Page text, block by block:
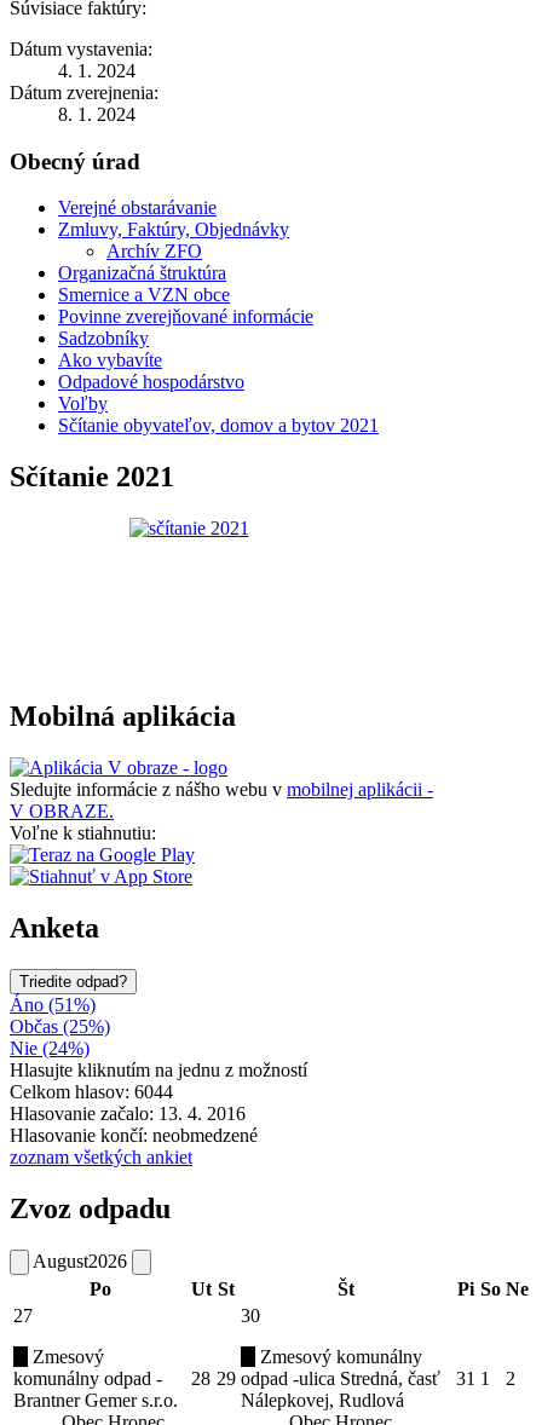
Súvisiace faktúry:
Dátum vystavenia:
4. 1. 2024
Dátum zverejnenia:
8. 1. 2024
Obecný úrad
Verejné obstarávanie
Zmluvy, Faktúry, Objednávky
Archív ZFO
Organizačná štruktúra
Smernice a VZN obce
Povinne zverejňované informácie
Sadzobníky
Ako vybavíte
Odpadové hospodárstvo
Voľby
Sčítanie obyvateľov, domov a bytov 2021
Sčítanie 2021
Mobilná aplikácia
Sledujte informácie z nášho webu v mobilnej aplikácii -
V OBRAZE.
Voľne k stiahnutiu:
Anketa
Triedite odpad?
Áno (51%)
Občas (25%)
Nie (24%)
Hlasujte kliknutím na jednu z možností
Celkom hlasov: 6044
Hlasovanie začalo: 13. 4. 2016
Hlasovanie končí: neobmedzené
zoznam všetkých ankiet
Zvoz odpadu
August2026
Po
Ut St Št Pi So Ne
27
Zmesový
komunálny odpad -
Brantner Gemer s.r.o.
28 29
30
Zmesový komunálny
odpad -ulica Stredná, časť
Nálepkovej, Rudlová
31 1 2